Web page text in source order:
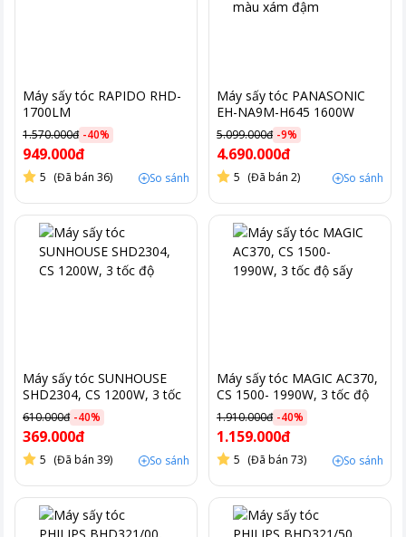
Máy sấy tóc RAPIDO RHD-
1700LM
1.570.000đ -40%
949.000đ
5 (Đã bán 36) So sánh
Máy sấy tóc PANASONIC
EH-NA9M-H645 1600W
màu xám đậm
5.099.000đ -9%
4.690.000đ
5 (Đã bán 2) So sánh
Máy sấy tóc SUNHOUSE
SHD2304, CS 1200W, 3 tốc
độ
610.000đ -40%
369.000đ
5 (Đã bán 39) So sánh
Máy sấy tóc MAGIC AC370,
CS 1500- 1990W, 3 tốc độ
sấy
1.910.000đ -40%
1.159.000đ
5 (Đã bán 73) So sánh